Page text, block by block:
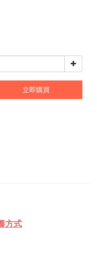
立即購買
方式